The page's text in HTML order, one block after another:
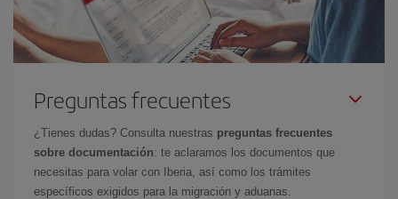
Preguntas frecuentes
¿Tienes dudas? Consulta nuestras preguntas frecuentes
sobre documentación: te aclaramos los documentos que
necesitas para volar con Iberia, así como los trámites
específicos exigidos para la migración y aduanas.